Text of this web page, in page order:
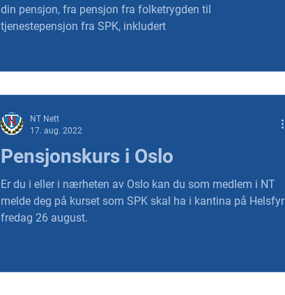
din pensjon, fra pensjon fra folketrygden til
tjenestepensjon fra SPK, inkludert
Pensjonskurs i Oslo
Er du i eller i nærheten av Oslo kan du som medlem i NT
melde deg på kurset som SPK skal ha i kantina på Helsfyr
fredag 26 august.
NT Nett
17. aug. 2022